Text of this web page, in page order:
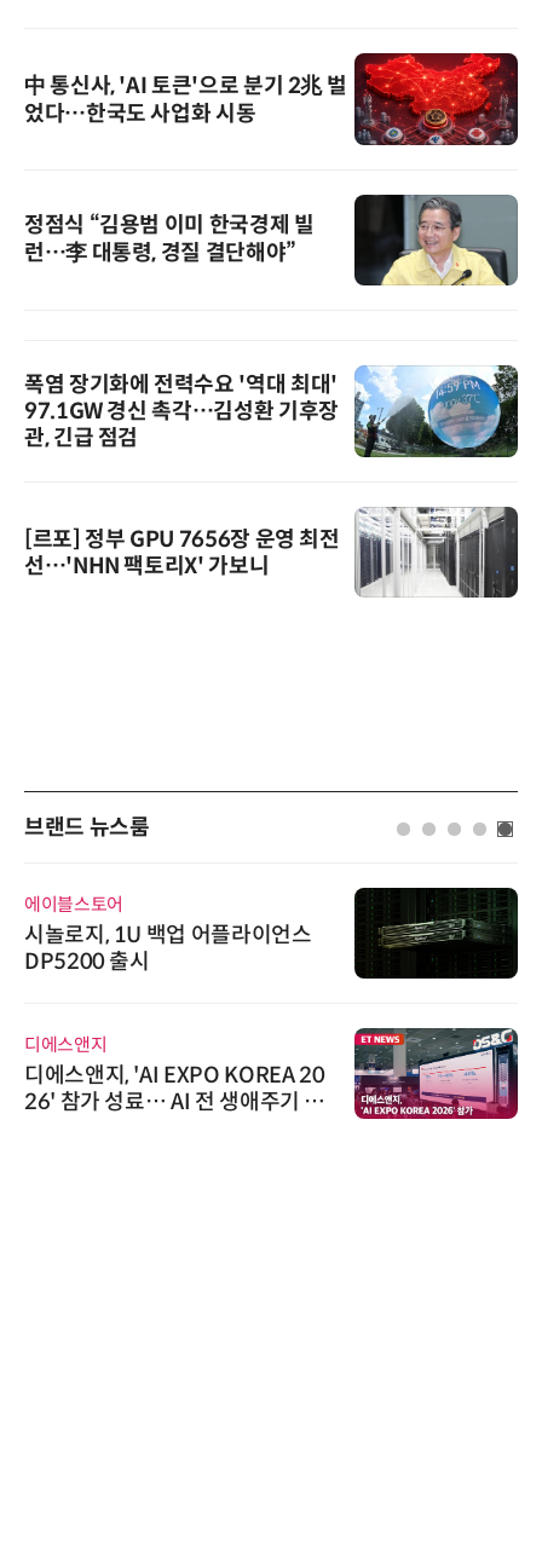
中 통신사, 'AI 토큰'으로 분기 2兆 벌
었다…한국도 사업화 시동
정점식 “김용범 이미 한국경제 빌
런…李 대통령, 경질 결단해야”
폭염 장기화에 전력수요 '역대 최대'
97.1GW 경신 촉각…김성환 기후장
관, 긴급 점검
[르포] 정부 GPU 7656장 운영 최전
선…'NHN 팩토리X' 가보니
브랜드 뉴스룸
에이블스토어
시놀로지, 1U 백업 어플라이언스
DP5200 출시
디에스앤지
디에스앤지, 'AI EXPO KOREA 20
26' 참가 성료… AI 전 생애주기 아